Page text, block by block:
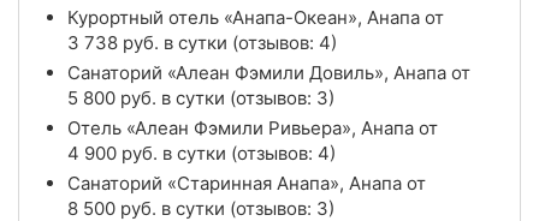
Курортный отель «Анапа-Океан», Анапа от
3 738 руб. в сутки (отзывов: 4)
Санаторий «Алеан Фэмили Довиль», Анапа от
5 800 руб. в сутки (отзывов: 3)
Отель «Алеан Фэмили Ривьера», Анапа от
4 900 руб. в сутки (отзывов: 4)
Санаторий «Старинная Анапа», Анапа от
8 500 руб. в сутки (отзывов: 3)